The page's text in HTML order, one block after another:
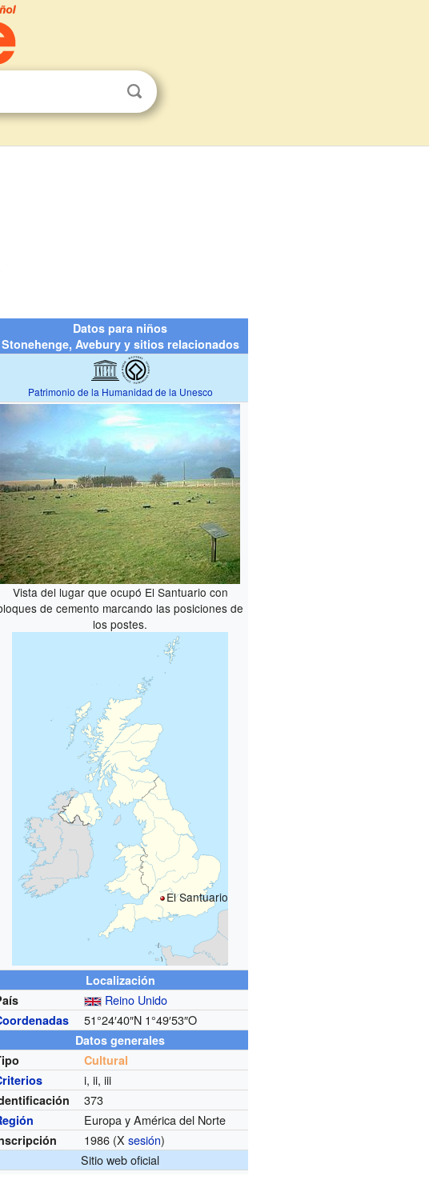
Datos para niños
Stonehenge, Avebury y sitios relacionados
Patrimonio de la Humanidad de la Unesco
Vista del lugar que ocupó El Santuario con
de cemento marcando las posiciones de
los postes.
El Santuario
Localización
Reino Unido
51°24′40″N 1°49′53″O
Datos generales
Cultural
i, ii, iii
373
Europa y América del Norte
1986 (Xsesión)
Sitio web oficial